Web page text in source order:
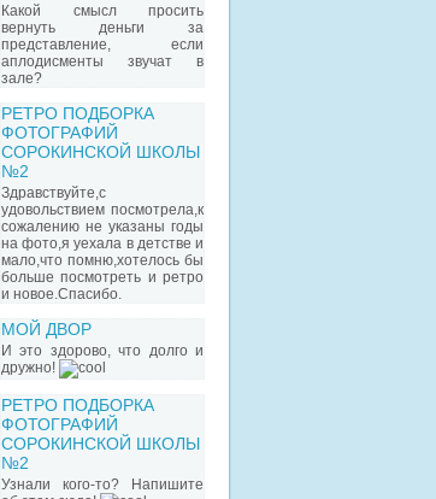
Какой смысл просить
вернуть деньги за
представление, если
аплодисменты звучат в
зале?
РЕТРО ПОДБОРКА
ФОТОГРАФИЙ
СОРОКИНСКОЙ ШКОЛЫ
№2
Здравствуйте,с
удовольствием посмотрела,к
сожалению не указаны годы
на фото,я уехала в детстве и
мало,что помню,хотелось бы
больше посмотреть и ретро
и новое.Спасибо.
МОЙ ДВОР
И это здорово, что долго и
дружно!
РЕТРО ПОДБОРКА
ФОТОГРАФИЙ
СОРОКИНСКОЙ ШКОЛЫ
№2
Узнали кого-то? Напишите